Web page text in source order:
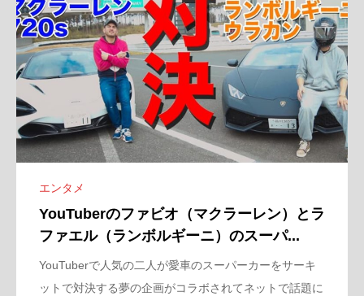
エンタメ
YouTuberのファビオ（マクラーレン）とラ
ファエル（ランボルギーニ）のスーパ...
YouTuberで人気の二人が愛車のスーパーカーをサーキ
ットで対決する夢の企画がコラボされてネットで話題に